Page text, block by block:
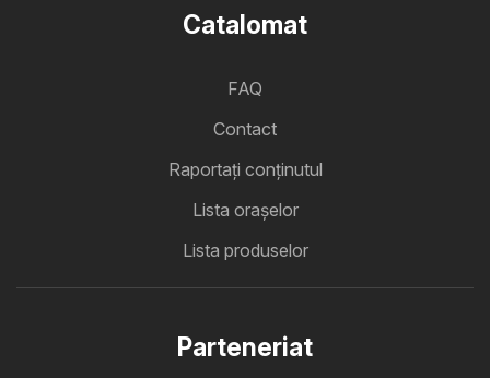
Catalomat
FAQ
Contact
Raportați conținutul
Lista oraşelor
Lista produselor
Parteneriat